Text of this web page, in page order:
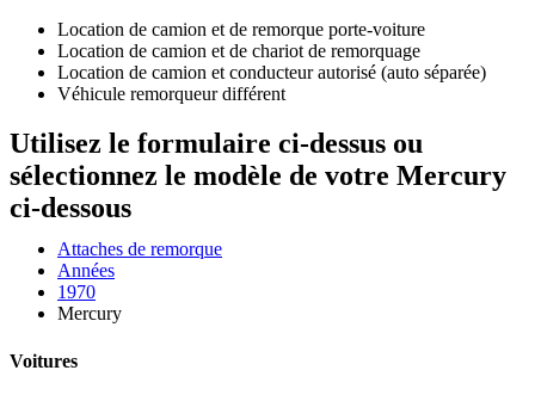
Location de camion et de remorque porte-voiture
Location de camion et de chariot de remorquage
Location de camion et conducteur autorisé (auto séparée)
Véhicule remorqueur différent
Utilisez le formulaire ci-dessus ou
sélectionnez le modèle de votre Mercury
ci-dessous
Attaches de remorque
Années
1970
Mercury
Voitures